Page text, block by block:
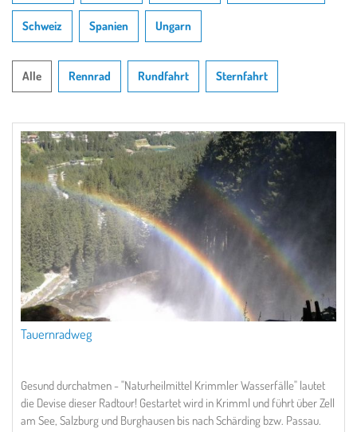
Schweiz Spanien Ungarn
Alle Rennrad Rundfahrt Sternfahrt
Tauernradweg
Gesund durchatmen - "Naturheilmittel Krimmler Wasserfälle" lautet
die Devise dieser Radtour! Gestartet wird in Krimml und führt über Zell
am See, Salzburg und Burghausen bis nach Schärding bzw. Passau.